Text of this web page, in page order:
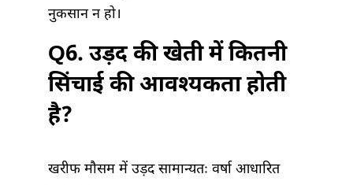
नुकसान न हो।
Q6. उड़द की खेती में कितनी
सिंचाई की आवश्यकता होती
है?
खरीफ मौसम में उड़द सामान्यतः वर्षा आधारित